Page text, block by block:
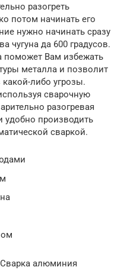
разогреть
потом начинать его
нужно начинать сразу
чугуна да 600 градусов.
поможет Вам избежать
металла и позволит
либо угрозы.
сварочную
разогревая
удобно производить
сваркой.
алюминия